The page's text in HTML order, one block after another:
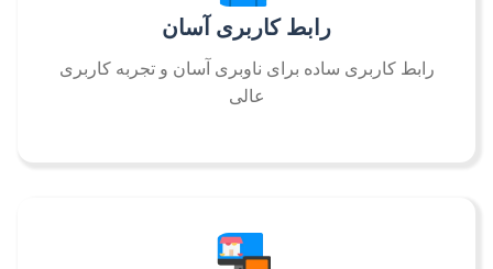
رابط کاربری آسان
رابط کاربری ساده برای ناوبری آسان و تجربه کاربری
عالی